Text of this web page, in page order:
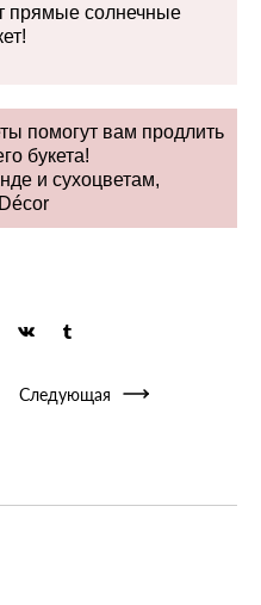
прямые солнечные
помогут вам продлить
букета!
и сухоцветам,
Следующая